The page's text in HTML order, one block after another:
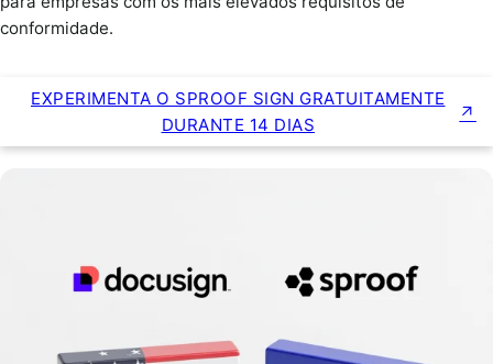
conformidade.
EXPERIMENTA O SPROOF SIGN GRATUITAMENTE
DURANTE 14 DIAS